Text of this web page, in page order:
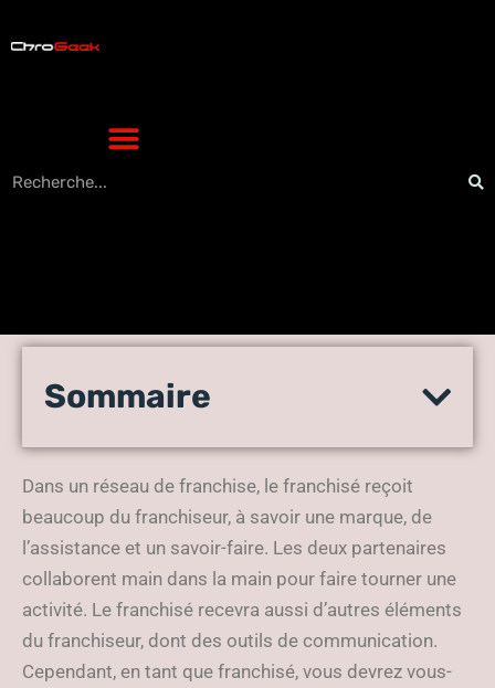
Est-il nécessaire que vos
propre site Web ?
Sommaire
Dans un réseau de franchise, le franchisé reçoit
beaucoup du franchiseur, à savoir une marque, de
l’assistance et un savoir-faire. Les deux partenaires
collaborent main dans la main pour faire tourner une
activité. Le franchisé recevra aussi d’autres éléments
du franchiseur, dont des outils de communication.
Cependant, en tant que franchisé, vous devrez vous-